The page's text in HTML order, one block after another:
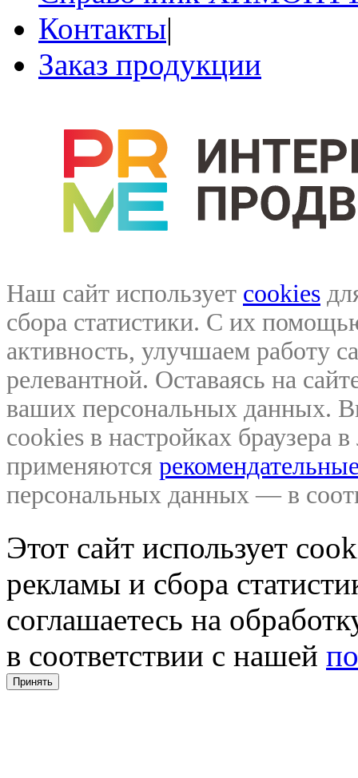
Контакты|
Заказ продукции
Наш сайт использует cookies
сбора статистики. С их
активность, улучшаем работу
релевантной. Оставаясь на
ваших персональных данных.
cookies в настройках браузера
применяются
персональных данных — в
Этот сайт использует
рекламы и сбора
соглашаетесь на
в соответствии с нашей
Принять